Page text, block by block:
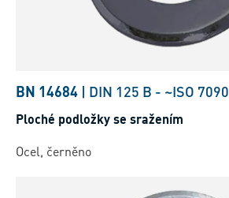
BN 14684 | DIN 125 B - ~ISO 7090
Ploché podložky se sražením
Ocel, černěno